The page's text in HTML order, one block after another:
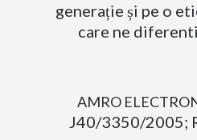
generație și pe o
care ne
AMRO
J40/3350/2005;